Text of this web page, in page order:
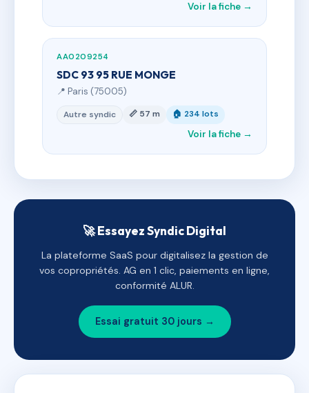
Voir la fiche →
AA0209254
SDC 93 95 RUE MONGE
📍 Paris (75005)
Autre syndic 📏 57 m 🏠 234 lots
Voir la fiche →
🚀 Essayez Syndic Digital
La plateforme SaaS pour digitalisez la gestion de
vos copropriétés. AG en 1 clic, paiements en ligne,
conformité ALUR.
Essai gratuit 30 jours →